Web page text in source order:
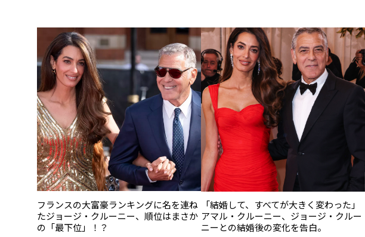
フランスの大富豪ランキングに名を連ね
たジョージ・クルーニー、順位はまさか
の「最下位」！？
「結婚して、すべてが大きく変わった」
アマル・クルーニー、ジョージ・クルー
ニーとの結婚後の変化を告白。